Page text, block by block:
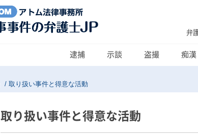
弁
逮捕 示談 盗撮 痴漢
/ 取り扱い事件と得意な活動
取り扱い事件と得意な活動